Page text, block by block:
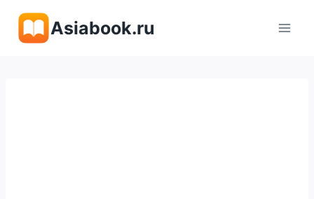
содержимому
Asiabook.ru